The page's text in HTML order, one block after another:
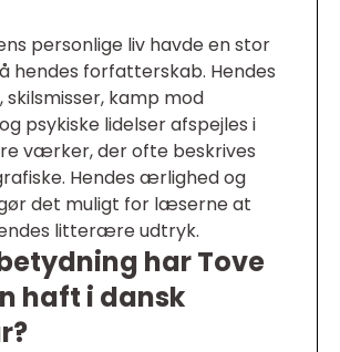
personlige liv havde en stor
hendes forfatterskab. Hendes
kamp mod
psykiske lidelser afspejles i
værker, der ofte beskrives
Hendes ærlighed og
det muligt for læserne at
litterære udtryk.
har Tove
haft i dansk